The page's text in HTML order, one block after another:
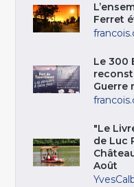
Ferret
Le 300
Guerre
"Le
de Luc
Août